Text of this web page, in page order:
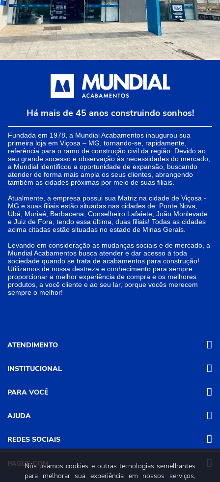
Há mais de 45 anos construindo sonhos!
Fundada em 1978, a Mundial Acabamentos inaugurou sua
primeira loja em Viçosa – MG, tornando-se, rapidamente,
referência para o ramo de construção civil da região. Devido ao
seu grande sucesso e observação às necessidades do mercado,
a Mundial identificou a oportunidade de expansão, buscando
atender de forma mais ampla os seus clientes, abrangendo
também as cidades próximas por meio de suas filiais.
Atualmente, a empresa possui sua Matriz na cidade de Viçosa -
MG e suas filiais estão situadas nas cidades de: Ponte Nova,
Ubá, Muriaé, Barbacena, Conselheiro Lafaiete, João Monlevade
e Juiz de Fora, tendo essa última, duas filiais! Todas as cidades
acima citadas estão situadas no estado de Minas Gerais.
Levando em consideração as mudanças sociais e de mercado, a
Mundial Acabamentos busca atender e dar acesso à toda
sociedade quando se trata de acabamentos para construção!
Utilizamos de nossa destreza e conhecimento para sempre
proporcionar a melhor experiência de compra e os melhores
produtos, a você cliente e ao seu lar, porque vocês merecem
sempre o melhor!
ATENDIMENTO
Segunda a Sexta das 8h às 17h30
Sábado das 8h às 12h
(31) 3611-8200 Loja Física
INSTITUCIONAL
Nossas Lojas
Programa de
Relacionamento
Trabalhe Conosco
PARA VOCÊ
Minha conta
Revistas
AJUDA
Dúvidas
Frete e Entrega
Trocas e
REDES SOCIAIS
PAGUE COM
Nós usamos cookies e outras tecnologias semelhantes
para melhorar sua experiência em nossos serviços,